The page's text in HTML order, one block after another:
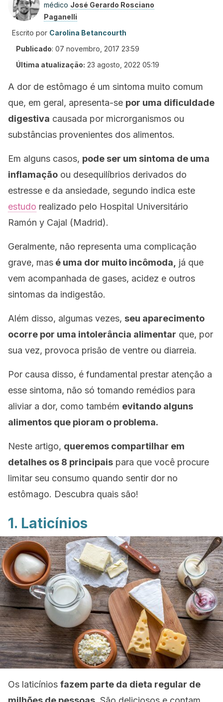
médico José Gerardo Rosciano
Paganelli
Escrito por Carolina Betancourth
Publicado: 07 novembro, 2017 23:59
Última atualização: 23 agosto, 2022 05:19
A dor de estômago é um sintoma muito comum
que, em geral, apresenta-se por uma dificuldade
digestiva causada por microrganismos ou
substâncias provenientes dos alimentos.
Em alguns casos, pode ser um sintoma de uma
inflamação ou desequilíbrios derivados do
estresse e da ansiedade, segundo indica este
estudo realizado pelo Hospital Universitário
Ramón y Cajal (Madrid).
Geralmente, não representa uma complicação
grave, mas é uma dor muito incômoda,
já que
vem acompanhada de gases, acidez e outros
sintomas da indigestão.
Além disso, algumas vezes, seu aparecimento
ocorre por uma intolerância alimentar que, por
sua vez, provoca prisão de ventre ou diarreia.
Por causa disso, é fundamental prestar atenção a
esse sintoma, não só tomando remédios para
aliviar a dor, como também evitando alguns
alimentos que pioram o problema.
Neste artigo, queremos compartilhar em
detalhes os 8 principais para que você procure
limitar seu consumo quando sentir dor no
estômago. Descubra quais são!
1. Laticínios
Os laticínios fazem parte da dieta regular de